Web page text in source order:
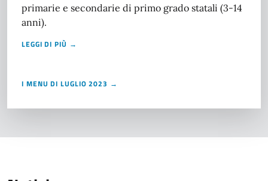
primarie e secondarie di primo grado statali (3-14
anni).
LEGGI DI PIÙ →
I MENU DI LUGLIO 2023 →